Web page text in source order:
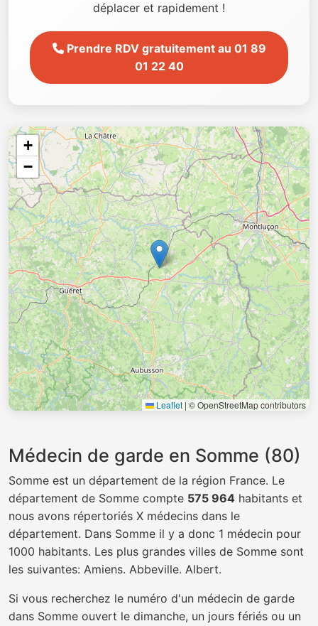
déplacer et rapidement !
Prendre RDV gratuitement au 01 89
01 22 40
+
−
Leaflet | © OpenStreetMap contributors
Médecin de garde en Somme (80)
Somme est un département de la région France. Le
département de Somme compte 575 964 habitants et
nous avons répertoriés X médecins dans le
département. Dans Somme il y a donc 1 médecin pour
1000 habitants. Les plus grandes villes de Somme sont
les suivantes: Amiens. Abbeville. Albert.
Si vous recherchez le numéro d'un médecin de garde
dans Somme ouvert le dimanche, un jours fériés ou un